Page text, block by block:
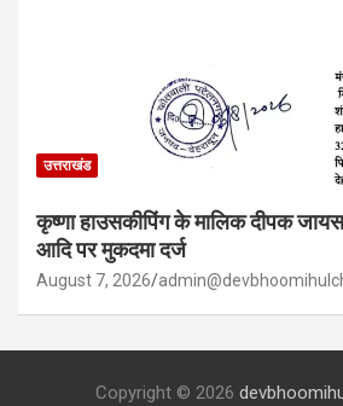
उत्तराखंड
कृष्णा हाउसकीपिंग के मालिक दीपक
आदि पर मुकदमा दर्ज
August 7, 2026
Copyright © 2026